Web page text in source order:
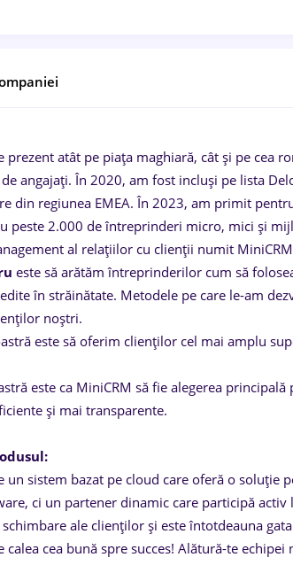
prezent atât pe piața maghiară, cât și pe cea
angajați. În 2020, am fost incluși pe lista
din regiunea EMEA. În 2023, am primit
peste 2.000 de întreprinderi micro, mici și
al relațiilor cu clienții numit
este să arătăm întreprinderilor cum să
în străinătate. Metodele pe care le-am
noștri.
este să oferim clienților cel mai amplu
este ca MiniCRM să fie alegerea
și mai transparente.
un sistem bazat pe cloud care oferă o soluție
ci un partener dinamic care participă
ale clienților și este întotdeauna
calea cea bună spre succes! Alătură-te echipei